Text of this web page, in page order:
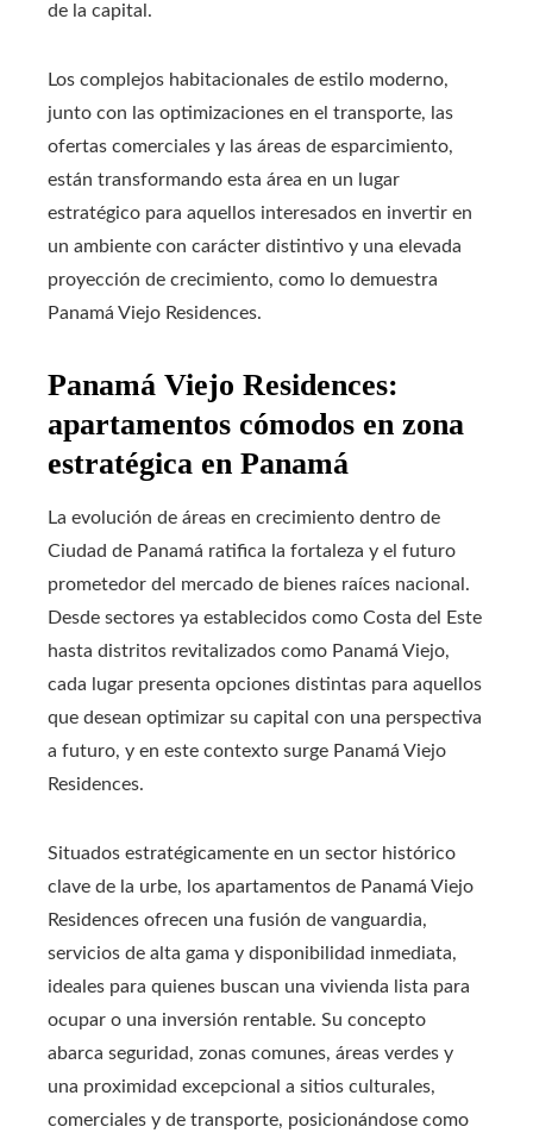
de la capital.
Los complejos habitacionales de estilo moderno,
junto con las optimizaciones en el transporte, las
ofertas comerciales y las áreas de esparcimiento,
están transformando esta área en un lugar
estratégico para aquellos interesados en invertir en
un ambiente con carácter distintivo y una elevada
proyección de crecimiento, como lo demuestra
Panamá Viejo Residences.
Panamá Viejo Residences:
apartamentos cómodos en zona
estratégica en Panamá
La evolución de áreas en crecimiento dentro de
Ciudad de Panamá ratifica la fortaleza y el futuro
prometedor del mercado de bienes raíces nacional.
Desde sectores ya establecidos como Costa del Este
hasta distritos revitalizados como Panamá Viejo,
cada lugar presenta opciones distintas para aquellos
que desean optimizar su capital con una perspectiva
a futuro, y en este contexto surge Panamá Viejo
Residences.
Situados estratégicamente en un sector histórico
clave de la urbe, los apartamentos de Panamá Viejo
Residences ofrecen una fusión de vanguardia,
servicios de alta gama y disponibilidad inmediata,
ideales para quienes buscan una vivienda lista para
ocupar o una inversión rentable. Su concepto
abarca seguridad, zonas comunes, áreas verdes y
una proximidad excepcional a sitios culturales,
comerciales y de transporte, posicionándose como